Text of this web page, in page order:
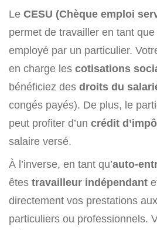
Le CESU (Chèque emploi
permet de travailler en tant que
employé par un particulier.
en charge les cotisations
bénéficiez des droits du
congés payés). De plus, le
peut profiter d’un crédit
salaire versé.
À l’inverse, en tant qu’auto-
êtes travailleur indépendant
directement vos prestations
particuliers ou professionnels.